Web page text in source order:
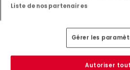
Maison jumelée
Maison jumelée
196 m² 1
Liste de nos partenaires
Gérer les
Autoriser tout